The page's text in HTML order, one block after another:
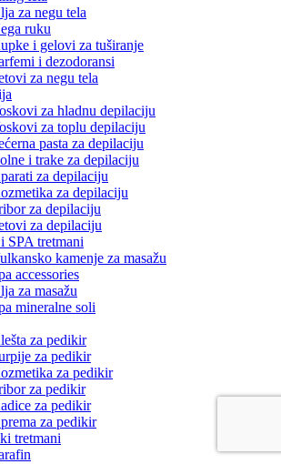
za negu tela
ruku
i gelovi za tuširanje
i dezodoransi
za negu tela
za hladnu depilaciju
za toplu depilaciju
pasta za depilaciju
i trake za depilaciju
za depilaciju
za depilaciju
za depilaciju
za depilaciju
SPA tretmani
kamenje za masažu
accessories
za masažu
mineralne soli
za pedikir
za pedikir
za pedikir
za pedikir
za pedikir
za pedikir
tretmani